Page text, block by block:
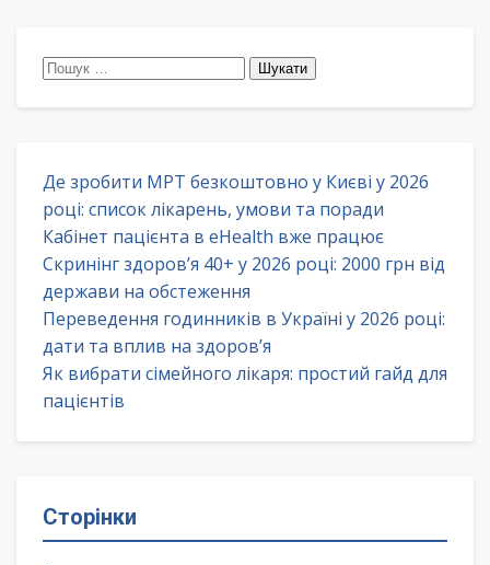
Пошук:
Де зробити МРТ безкоштовно у Києві у 2026
році: список лікарень, умови та поради
Кабінет пацієнта в eHealth вже працює
Скринінг здоров’я 40+ у 2026 році: 2000 грн від
держави на обстеження
Переведення годинників в Україні у 2026 році:
дати та вплив на здоров’я
Як вибрати сімейного лікаря: простий гайд для
пацієнтів
Сторінки